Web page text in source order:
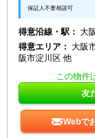
保証人不要相談可
得意沿線・駅： 大
得意エリア： 大阪
阪市淀川区 他
この物件
友
Webで